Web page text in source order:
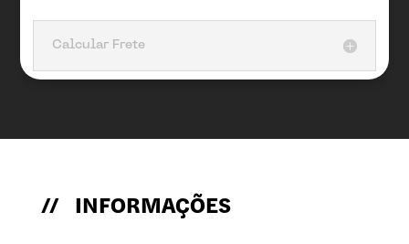
Calcular Frete
// INFORMAÇÕES